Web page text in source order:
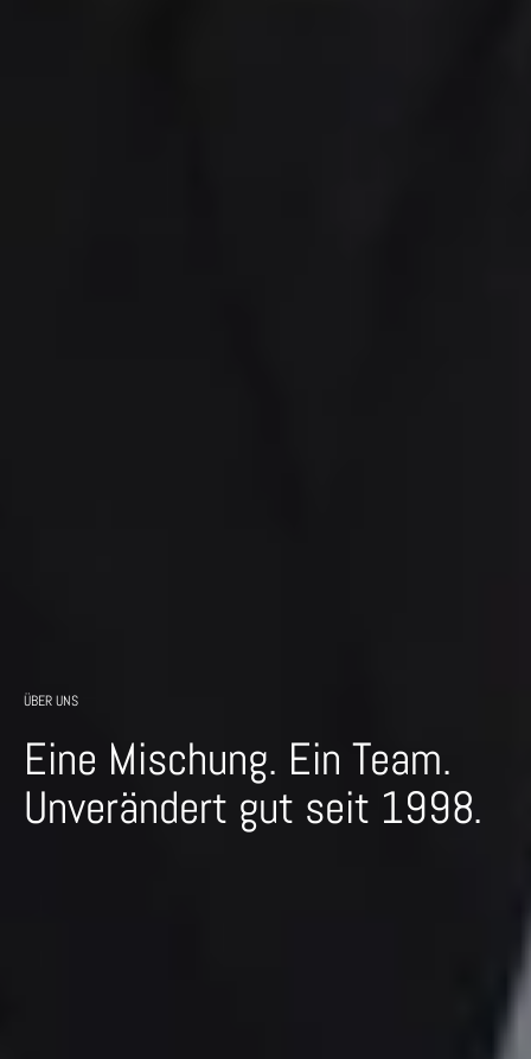
ÜBER UNS
Eine Mischung. Ein Team.
Unverändert gut seit 1998.